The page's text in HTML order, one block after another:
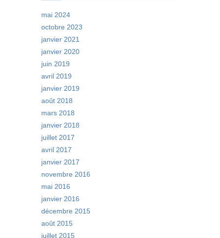
mai 2024
octobre 2023
janvier 2021
janvier 2020
juin 2019
avril 2019
janvier 2019
août 2018
mars 2018
janvier 2018
juillet 2017
avril 2017
janvier 2017
novembre 2016
mai 2016
janvier 2016
décembre 2015
août 2015
juillet 2015